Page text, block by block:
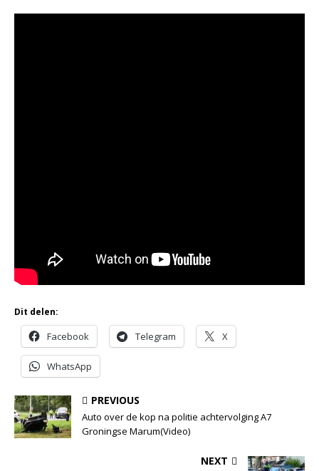
Dit delen:
Facebook Telegram X
WhatsApp
PREVIOUS
Auto over de kop na politie achtervolging A7
Groningse Marum(Video)
NEXT